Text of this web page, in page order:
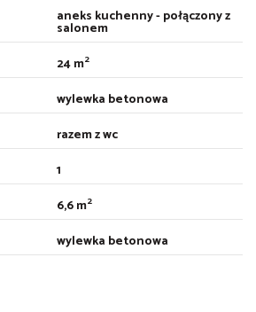
aneks kuchenny - połączony z
salonem
24 m2
wylewka betonowa
razem z wc
1
6,6 m2
wylewka betonowa